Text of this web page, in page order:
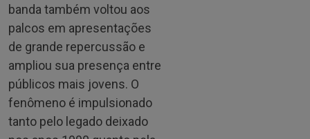
banda também voltou aos
palcos em apresentações
de grande repercussão e
ampliou sua presença entre
públicos mais jovens. O
fenômeno é impulsionado
tanto pelo legado deixado